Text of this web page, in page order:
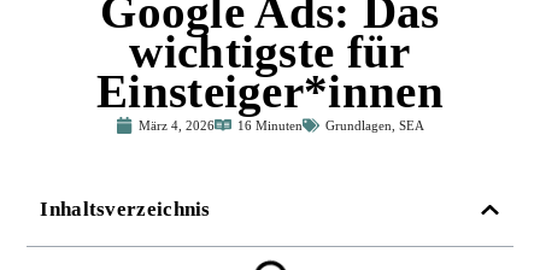
Google Ads: Das
wichtigste für
Einsteiger*innen
März 4, 2026 16 Minuten Grundlagen SEA
Inhaltsverzeichnis